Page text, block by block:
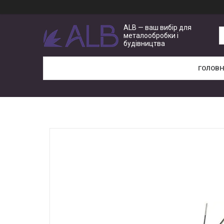
ALB — ваш вибір для
металообробки і
будівництва